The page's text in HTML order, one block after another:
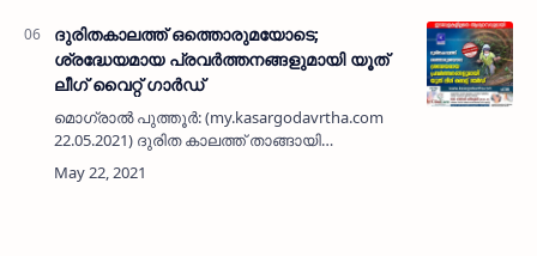
ദുരിതകാലത്ത് ഒത്തൊരുമയോടെ;
ശ്രദ്ധേയമായ പ്രവർത്തനങ്ങളുമായി യൂത്
ലീഗ് വൈറ്റ് ഗാർഡ്
മൊഗ്രാൽ പുത്തൂർ: (my.kasargodavrtha.com
22.05.2021) ദുരിത കാലത്ത് താങ്ങായി
ശ്രദ്ധേയമായ പ്രവർത്തനങ്ങളുമായി
മൊഗ്രാൽപുത്തൂർ യൂത് ലീഗ് വൈറ്റ് ഗാർഡ്.